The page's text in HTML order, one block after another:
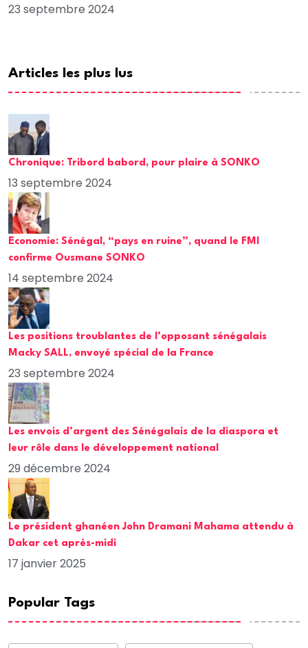
23 septembre 2024
Articles les plus lus
Chronique: Tribord babord, pour plaire à SONKO
13 septembre 2024
Economie: Sénégal, “pays en ruine”, quand le FMI
confirme Ousmane SONKO
14 septembre 2024
Les positions troublantes de l’opposant sénégalais
Macky SALL, envoyé spécial de la France
23 septembre 2024
Les envois d’argent des Sénégalais de la diaspora et
leur rôle dans le développement national
29 décembre 2024
Le président ghanéen John Dramani Mahama attendu à
Dakar cet après-midi
17 janvier 2025
Popular Tags